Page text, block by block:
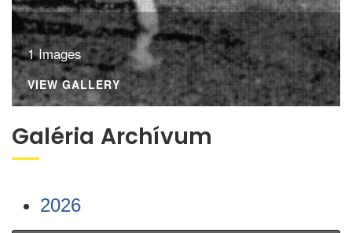
1 Images
VIEW GALLERY
Galéria Archívum
2026